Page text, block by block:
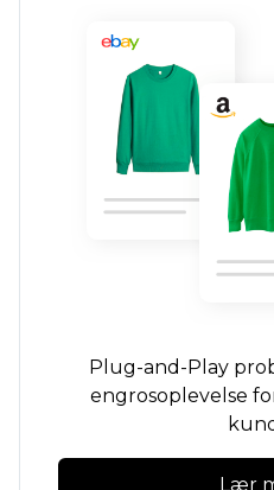
Plug-and-Play
engrosoplevelse
Lær